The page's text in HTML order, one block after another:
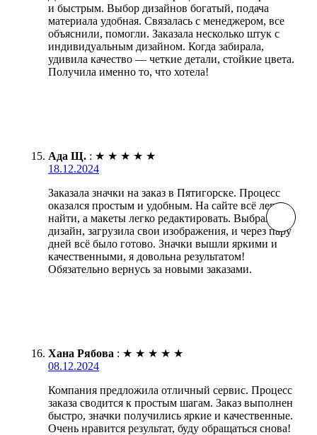
и быстрым. Выбор дизайнов богатый, подача
материала удобная. Связалась с менеджером, все
объяснили, помогли. Заказала несколько штук с
индивидуальным дизайном. Когда забирала,
удивила качество — четкие детали, стойкие цвета.
Получила именно то, что хотела!
Ада Щ. : ★ ★ ★ ★ ★
18.12.2024
Заказала значки на заказ в Пятигорске. Процесс
оказался простым и удобным. На сайте всё легко
найти, а макеты легко редактировать. Выбрала
дизайн, загрузила свои изображения, и через пару
дней всё было готово. Значки вышли яркими и
качественными, я довольна результатом!
Обязательно вернусь за новыми заказами.
Хана Рябова : ★ ★ ★ ★ ★
08.12.2024
Компания предложила отличный сервис. Процесс
заказа сводится к простым шагам. Заказ выполнен
быстро, значки получились яркие и качественные.
Очень нравится результат, буду обращаться снова!